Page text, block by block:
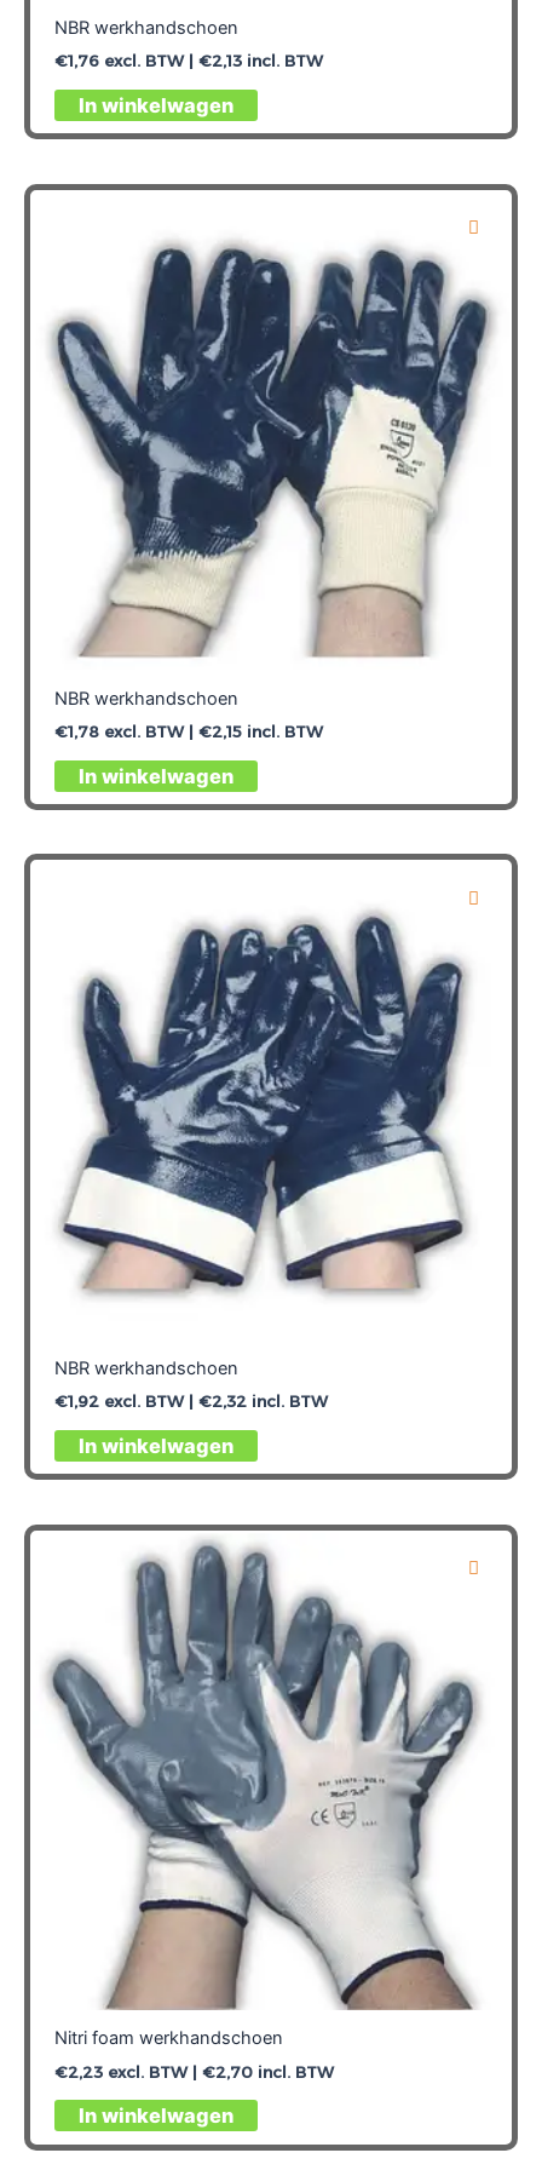
NBR werkhandschoen
€1,76excl. BTW | €2,13incl. BTW
In winkelwagen
Dit
product
meerdere
optie
gekozen
worden
op
de
productpagina
NBR werkhandschoen
€1,78excl. BTW | €2,15incl. BTW
In winkelwagen
Dit
product
meerdere
optie
kan
gekozen
worden
op
de
productpagina
NBR werkhandschoen
€1,92excl. BTW | €2,32incl. BTW
In winkelwagen
Dit
product
meerdere
variaties.
Deze
optie
kan
gekozen
worden
op
de
productpagina
Nitri foam werkhandschoen
€2,23excl. BTW | €2,70incl. BTW
In winkelwagen
Dit
product